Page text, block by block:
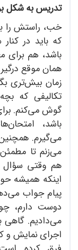
تدریس به شکل
خب، راستش را
که باید در
باشد، هم برای
همان موقع
تکالیفی که
گوش می‌کنم.
باشد،
می‌گیرم.
می‌زنم تا
هم وقتی سؤال
اینکه همیشه
پیام جواب
دوست دارم،
می‌دادیم. گاهی
اجرای نمایش و